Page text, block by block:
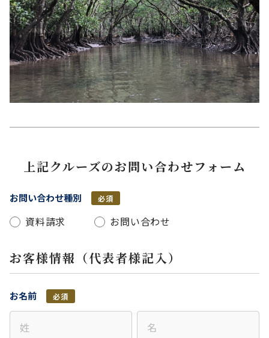
上記クルーズのお問い合わせフォーム
お問い合わせ種別 必須
資料請求 お問い合わせ
お客様情報（代表者様記入）
お名前 必須